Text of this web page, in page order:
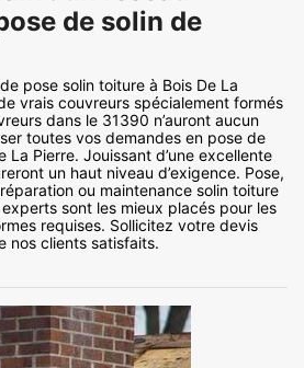
de solin de
pose solin toiture à Bois De La
vrais couvreurs spécialement formés
dans le 31390 n’auront aucun
toutes vos demandes en pose de
La Pierre. Jouissant d’une excellente
un haut niveau d’exigence. Pose,
ou maintenance solin toiture
sont les mieux placés pour les
requises. Sollicitez votre devis
nos clients satisfaits.